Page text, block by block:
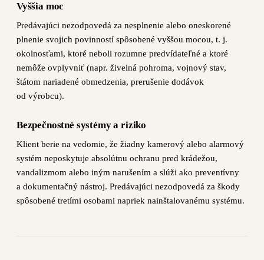
Vyššia moc
Predávajúci nezodpovedá za nesplnenie alebo oneskorené
plnenie svojich povinností spôsobené vyššou mocou, t. j.
okolnosťami, ktoré neboli rozumne predvídateľné a ktoré
nemôže ovplyvniť (napr. živelná pohroma, vojnový stav,
štátom nariadené obmedzenia, prerušenie dodávok
od výrobcu).
Bezpečnostné systémy a riziko
Klient berie na vedomie, že žiadny kamerový alebo alarmový
systém neposkytuje absolútnu ochranu pred krádežou,
vandalizmom alebo iným narušením a slúži ako preventívny
a dokumentačný nástroj. Predávajúci nezodpovedá za škody
spôsobené tretími osobami napriek nainštalovanému systému.